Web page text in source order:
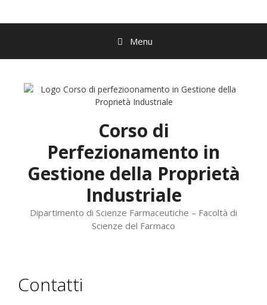
Menu
Corso di
Perfezionamento in
Gestione della Proprietà
Industriale
Dipartimento di Scienze Farmaceutiche – Facoltà di
Scienze del Farmaco
Contatti